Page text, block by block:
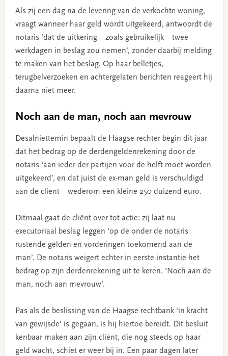
Als zij een dag na de levering van de verkochte woning,
vraagt wanneer haar geld wordt uitgekeerd, antwoordt de
notaris ‘dat de uitkering – zoals gebruikelijk – twee
werkdagen in beslag zou nemen’, zonder daarbij melding
te maken van het beslag. Op haar belletjes,
terugbelverzoeken en achtergelaten berichten reageert hij
daarna niet meer.
Noch aan de man, noch aan mevrouw
Desalniettemin bepaalt de Haagse rechter begin dit jaar
dat het bedrag op de derdengeldenrekening door de
notaris ‘aan ieder der partijen voor de helft moet worden
uitgekeerd’, en dat juist de ex-man geld is verschuldigd
aan de cliënt – wederom een kleine 250 duizend euro.
Ditmaal gaat de cliënt over tot actie: zij laat nu
executoriaal beslag leggen ‘op de onder de notaris
rustende gelden en vorderingen toekomend aan de
man’. De notaris weigert echter in eerste instantie het
bedrag op zijn derdenrekening uit te keren. ‘Noch aan de
man, noch aan mevrouw’.
Pas als de beslissing van de Haagse rechtbank ‘in kracht
van gewijsde’ is gegaan, is hij hiertoe bereidt. Dit besluit
kenbaar maken aan zijn cliënt, die nog steeds op haar
geld wacht, schiet er weer bij in. Een paar dagen later